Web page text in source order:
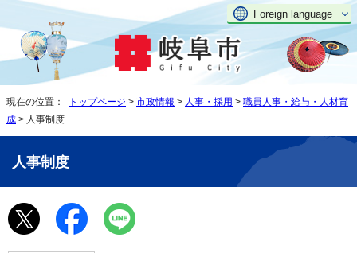
Foreign language
現在の位置： トップページ > 市政情報 > 人事・採用 > 職員人事・給与・人材育
成 > 人事制度
人事制度